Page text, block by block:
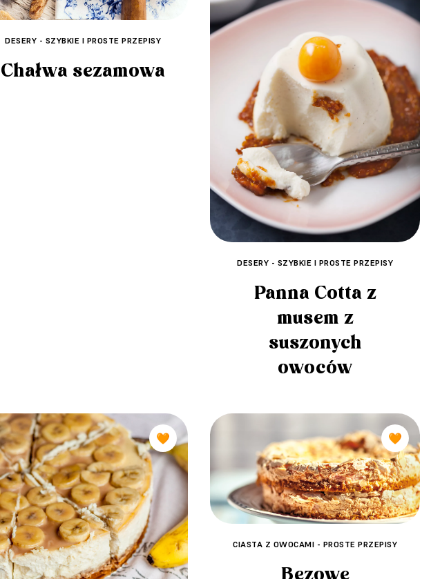
DESERY - SZYBKIE I PROSTE PRZEPISY
Chałwa sezamowa
DESERY - SZYBKIE I PROSTE PRZEPISY
Panna Cotta z
musem z
suszonych
owoców
🧡 🧡
CIASTA Z OWOCAMI - PROSTE PRZEPISY